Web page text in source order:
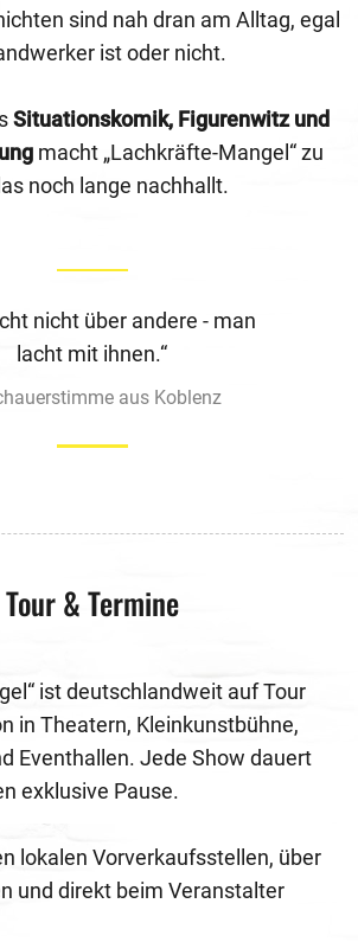
sind nah dran am Alltag, egal
ist oder nicht.
Situationskomik, Figurenwitz und
macht „Lachkräfte-Mangel“ zu
noch lange nachhallt.
nicht über andere - man
lacht mit ihnen.“
aus Koblenz
Tour & Termine
ist deutschlandweit auf Tour
in Theatern, Kleinkunstbühne,
Eventhallen. Jede Show dauert
exklusive Pause.
lokalen Vorverkaufsstellen, über
und direkt beim Veranstalter